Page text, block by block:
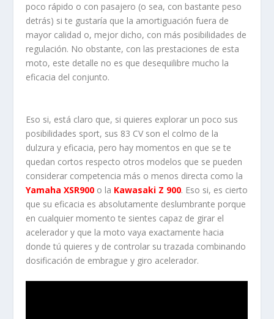
poco rápido o con pasajero (o sea, con bastante peso
detrás) si te gustaría que la amortiguación fuera de
mayor calidad o, mejor dicho, con más posibilidades de
regulación. No obstante, con las prestaciones de esta
moto, este detalle no es que desequilibre mucho la
eficacia del conjunto.
Eso si, está claro que, si quieres explorar un poco sus
posibilidades sport, sus 83 CV son el colmo de la
dulzura y eficacia, pero hay momentos en que se te
quedan cortos respecto otros modelos que se pueden
considerar competencia más o menos directa como la
Yamaha XSR900 o la Kawasaki Z 900. Eso si, es cierto
que su eficacia es absolutamente deslumbrante porque
en cualquier momento te sientes capaz de girar el
acelerador y que la moto vaya exactamente hacia
donde tú quieres y de controlar su trazada combinando
dosificación de embrague y giro acelerador.